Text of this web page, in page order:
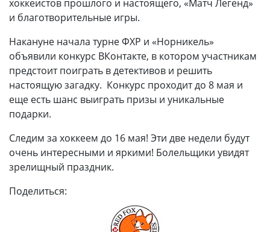
хоккеистов прошлого и настоящего, «Матч Легенд»
и благотворительные игры.
Накануне начала турне ФХР и «Норникель»
объявили конкурс ВКонтакте, в котором участникам
предстоит поиграть в детективов и решить
настоящую загадку. Конкурс проходит до 8 мая и
еще есть шанс выиграть призы и уникальные
подарки.
Следим за хоккеем до 16 мая! Эти две недели будут
очень интересными и яркими! Болельщики увидят
зрелищный праздник.
Поделиться: